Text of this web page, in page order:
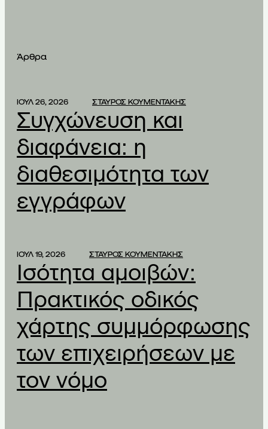
Άρθρα
ΙΟΥΛ 26, 2026 ΣΤΑΥΡΟΣ ΚΟΥΜΕΝΤΑΚΗΣ
Συγχώνευση και
διαφάνεια: η
διαθεσιμότητα των
εγγράφων
ΙΟΥΛ 19, 2026 ΣΤΑΥΡΟΣ ΚΟΥΜΕΝΤΑΚΗΣ
Ισότητα αμοιβών:
Πρακτικός οδικός
χάρτης συμμόρφωσης
των επιχειρήσεων με
τον νόμο